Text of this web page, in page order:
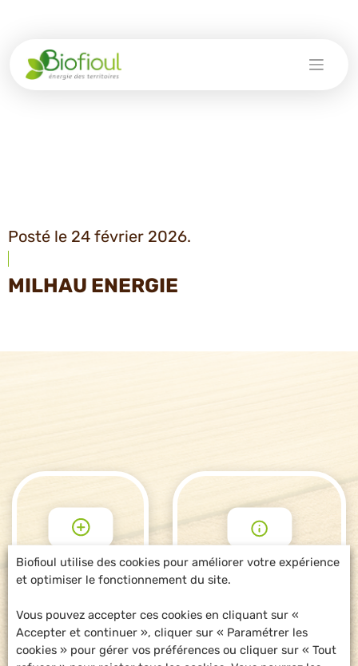
Posté le 24 février 2026.
MILHAU ENERGIE
POUR ALLER
PLUS LOIN
DEMANDE
D'INFORMATIONS
Biofioul utilise des cookies pour améliorer votre expérience
et optimiser le fonctionnement du site.
Vous pouvez accepter ces cookies en cliquant sur «
Accepter et continuer », cliquer sur « Paramétrer les
cookies » pour gérer vos préférences ou cliquer sur « Tout